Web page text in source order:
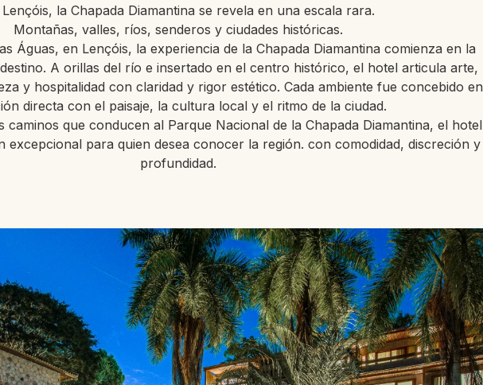
la Chapada Diamantina se revela en una escala rara.
Montañas, valles, ríos, senderos y ciudades históricas.
Águas, en Lençóis, la experiencia de la Chapada Diamantina comienza en la
A orillas del río e insertado en el centro histórico, el hotel articula arte,
y hospitalidad con claridad y rigor estético. Cada ambiente fue concebido en
directa con el paisaje, la cultura local y el ritmo de la ciudad.
caminos que conducen al Parque Nacional de la Chapada Diamantina, el hotel
excepcional para quien desea conocer la región. con comodidad, discreción y
profundidad.